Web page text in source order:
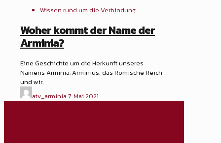
Wissen rund um die Verbindung
Woher kommt der Name der
Arminia?
Eine Geschichte um die Herkunft unseres
Namens Arminia. Arminius, das Römische Reich
und wir.
atv_arminia 7. Mai 2021